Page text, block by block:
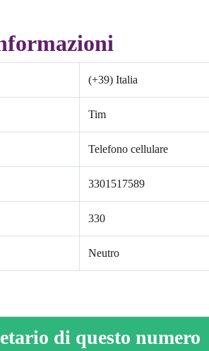
(+39) Italia
Tim
Telefono cellulare
3301517589
330
Neutro
di questo numero